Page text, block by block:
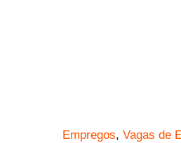
Empregos, Vagas de